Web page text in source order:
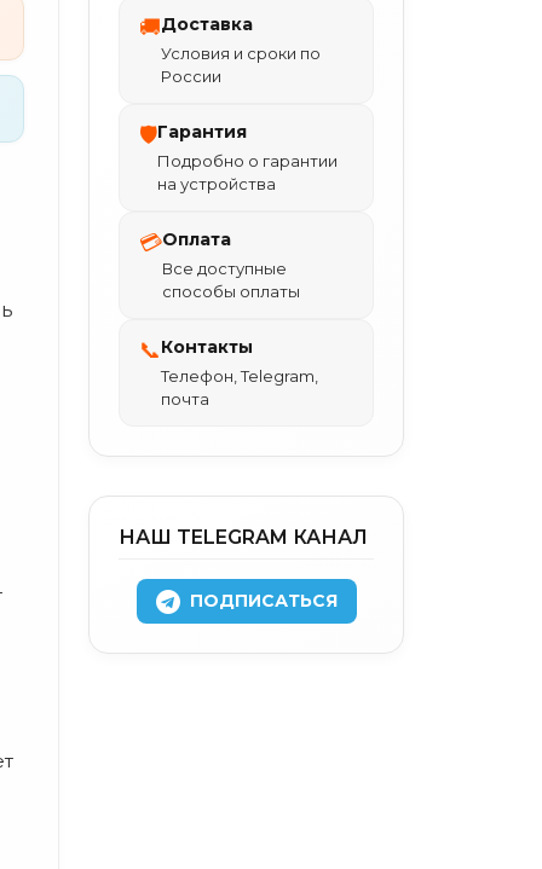
🚚Доставка
Условия и сроки по
России
🛡Гарантия
Подробно о гарантии
на устройства
💳Оплата
Все доступные
способы оплаты
📞Контакты
Телефон, Telegram,
почта
НАШ TELEGRAM КАНАЛ
ПОДПИСАТЬСЯ